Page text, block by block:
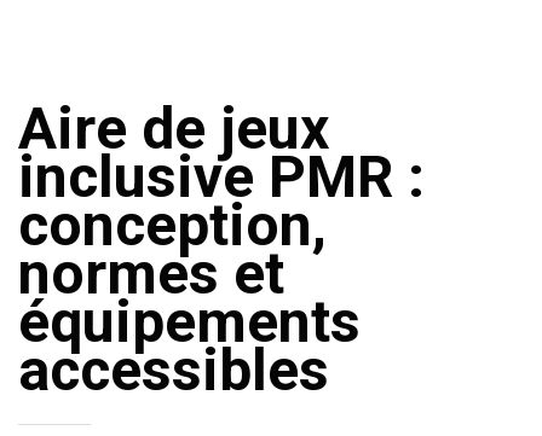
Aire de jeux
inclusive PMR :
conception,
normes et
équipements
accessibles